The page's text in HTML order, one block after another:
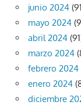
junio 2024
mayo 2024
abril 2024
marzo 2024
febrero 2024
enero 2024
diciembre